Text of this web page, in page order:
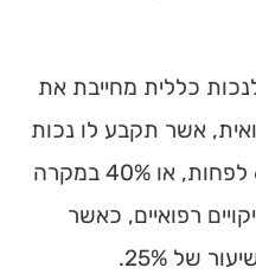
כללית מחייבת את
אשר תקבע לו נכות
רפואית בשיעור של 60% לפחות, או 40% במקרה
רפואיים, כאשר
של 25%.